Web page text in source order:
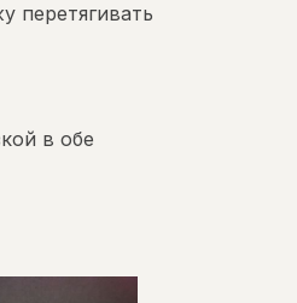
перетягивать
в обе